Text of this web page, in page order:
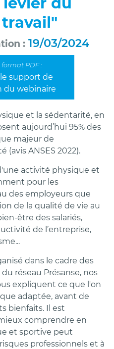
19/03/2024
support de
du webinaire
et la sédentarité, en
aujourd’hui 95% des
majeur de
(avis ANSES 2022).
activité physique et
pour les
des employeurs que
de la qualité de vie au
être des salariés,
de l’entreprise,
dans le cadre des
réseau Présanse, nos
expliquent ce que l'on
adaptée, avant de
bienfaits. Il est
comprendre en
et sportive peut
professionnels et à